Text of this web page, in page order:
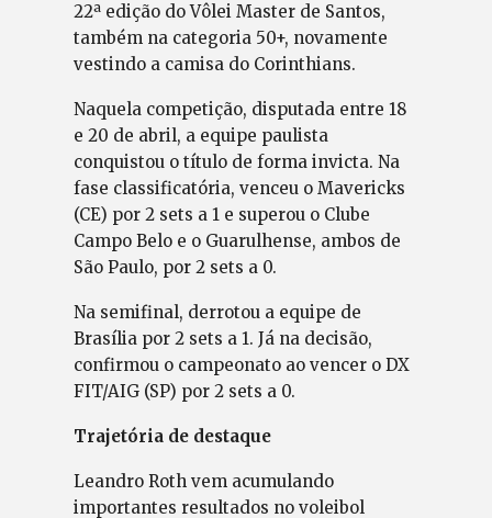
22ª edição do Vôlei Master de Santos,
também na categoria 50+, novamente
vestindo a camisa do Corinthians.
Naquela competição, disputada entre 18
e 20 de abril, a equipe paulista
conquistou o título de forma invicta. Na
fase classificatória, venceu o Mavericks
(CE) por 2 sets a 1 e superou o Clube
Campo Belo e o Guarulhense, ambos de
São Paulo, por 2 sets a 0.
Na semifinal, derrotou a equipe de
Brasília por 2 sets a 1. Já na decisão,
confirmou o campeonato ao vencer o DX
FIT/AIG (SP) por 2 sets a 0.
Trajetória de destaque
Leandro Roth vem acumulando
importantes resultados no voleibol